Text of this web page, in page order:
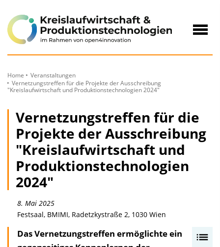
Inhalt
Home
Veranstaltungen
Vernetzungstreffen für die Projekte der Ausschreibung
"Kreislaufwirtschaft und Produktionstechnologien 2024"
Vernetzungstreffen für die
Projekte der Ausschreibung
"Kreislaufwirtschaft und
Produktionstechnologien
2024"
8. Mai 2025
Festsaal, BMIMI, Radetzkystraße 2, 1030 Wien
Das Vernetzungstreffen ermöglichte ein